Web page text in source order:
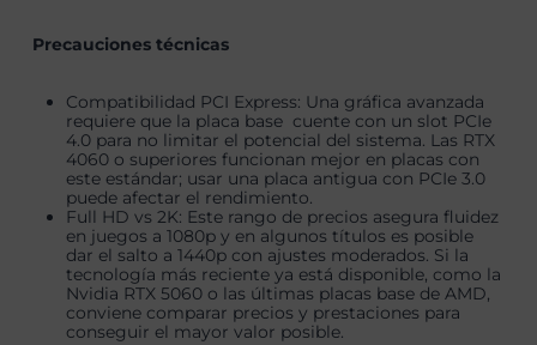
Precauciones técnicas
Compatibilidad PCI Express: Una gráfica avanzada
requiere que la placa base cuente con un slot PCIe
4.0 para no limitar el potencial del sistema. Las RTX
4060 o superiores funcionan mejor en placas con
este estándar; usar una placa antigua con PCIe 3.0
puede afectar el rendimiento.
Full HD vs 2K: Este rango de precios asegura fluidez
en juegos a 1080p y en algunos títulos es posible
dar el salto a 1440p con ajustes moderados. Si la
tecnología más reciente ya está disponible, como la
Nvidia RTX 5060 o las últimas placas base de AMD,
conviene comparar precios y prestaciones para
conseguir el mayor valor posible.